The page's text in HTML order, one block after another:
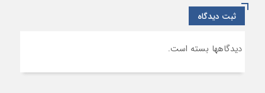
ثبت دیدگاه
دیدگاهها بسته است.